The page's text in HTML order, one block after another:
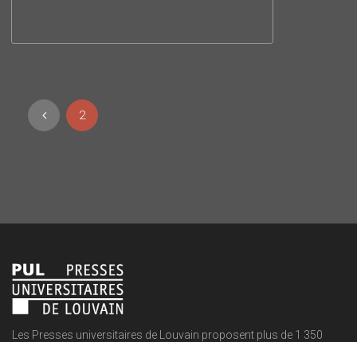
2
Les Presses universitaires de Louvain proposent plus de 1 350